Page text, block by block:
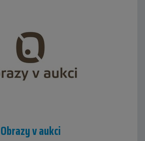
Obrazy v aukci